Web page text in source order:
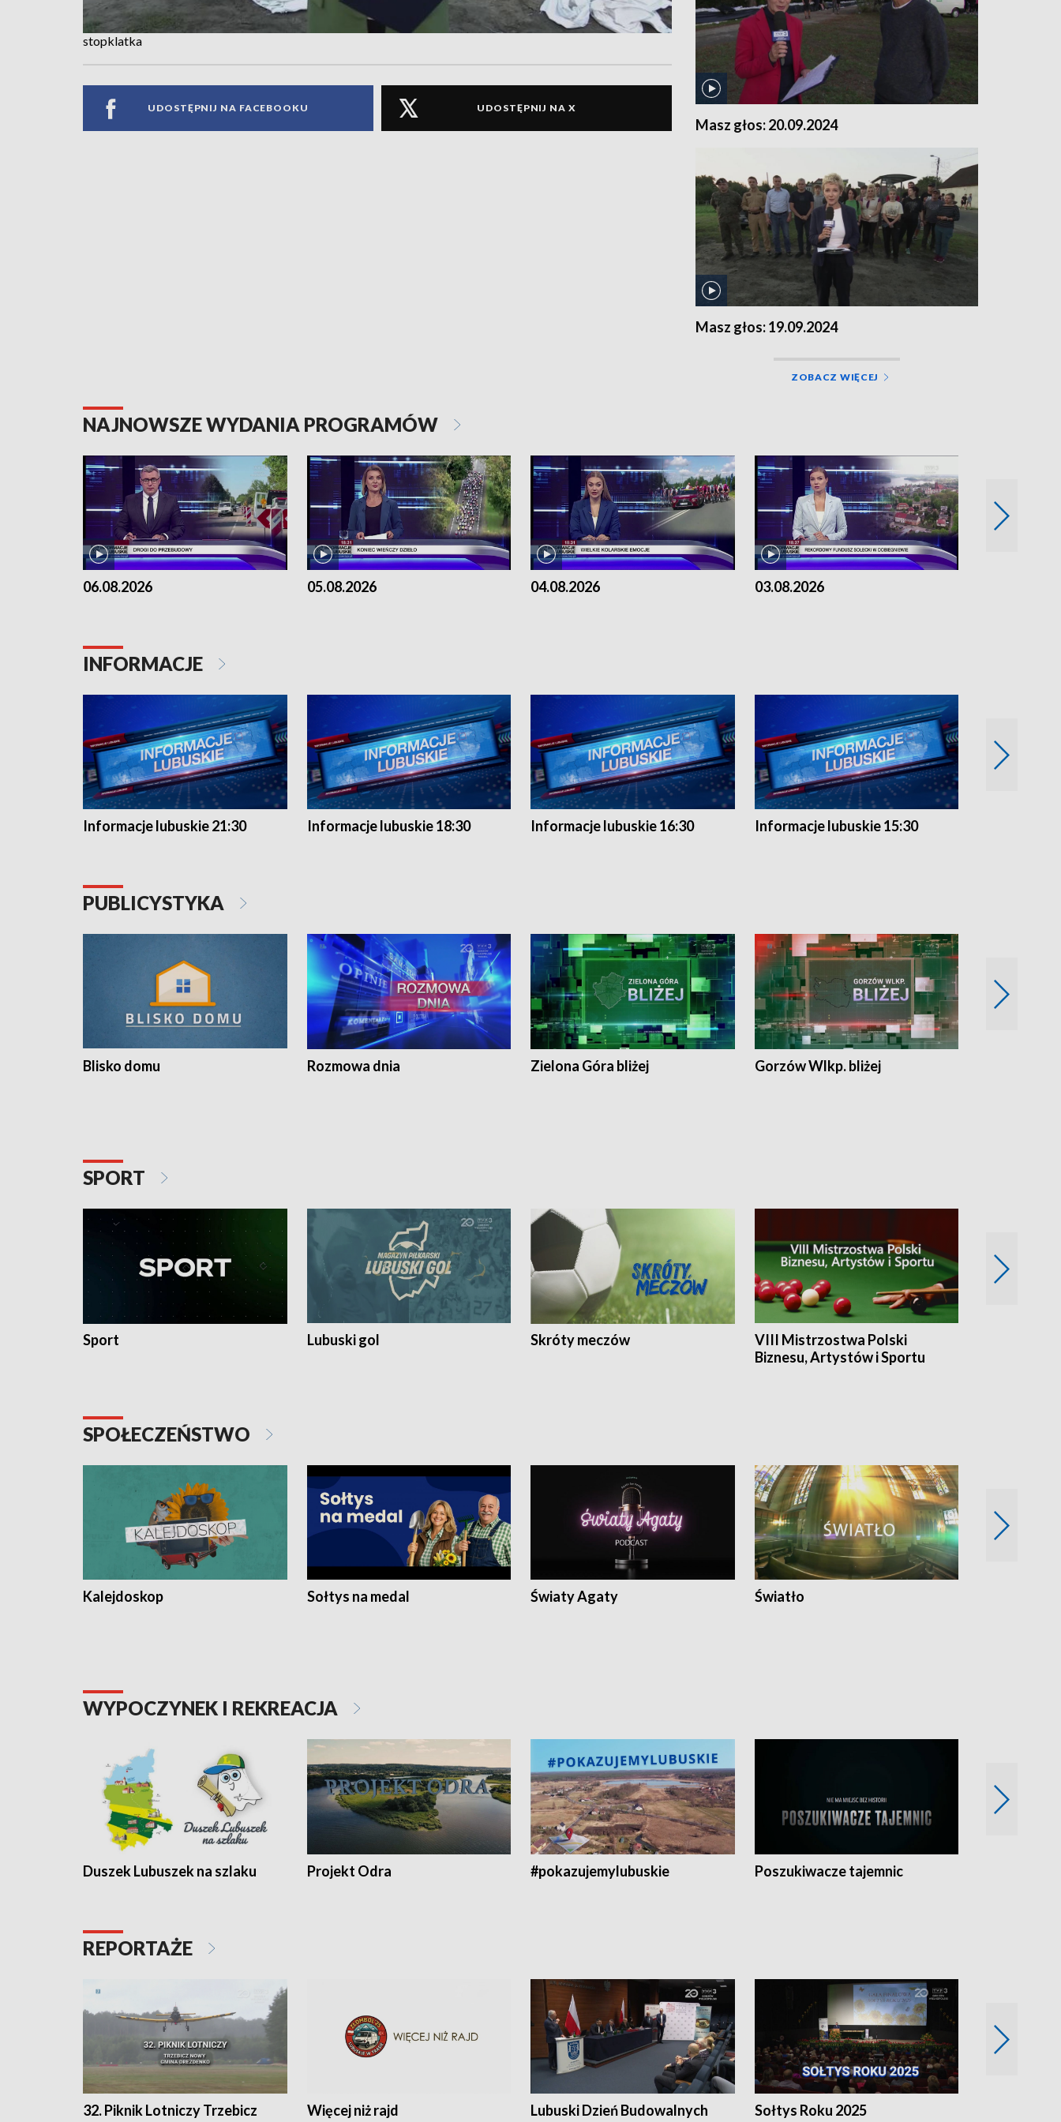
stopklatka
UDOSTĘPNIJ NA FACEBOOKU UDOSTĘPNIJ NA X
Masz głos: 20.09.2024
Masz głos: 19.09.2024
ZOBACZ WIĘCEJ
NAJNOWSZE WYDANIA PROGRAMÓW
06.08.2026 05.08.2026 04.08.2026 03.08.2026
INFORMACJE
Informacje lubuskie 21:30 Informacje lubuskie 18:30 Informacje lubuskie 16:30 Informacje lubuskie 15:30
PUBLICYSTYKA
Blisko domu Rozmowa dnia Zielona Góra bliżej Gorzów Wlkp. bliżej
SPORT
Sport Lubuski gol Skróty meczów
VIII Mistrzostwa Polski
Biznesu, Artystów i Sportu
SPOŁECZEŃSTWO
Kalejdoskop Sołtys na medal Światy Agaty Światło
WYPOCZYNEK I REKREACJA
Duszek Lubuszek na szlaku Projekt Odra #pokazujemylubuskie Poszukiwacze tajemnic
REPORTAŻE
32. Piknik Lotniczy Trzebicz
Więcej niż rajd Lubuski Dzień Budowalnych Sołtys Roku 2025